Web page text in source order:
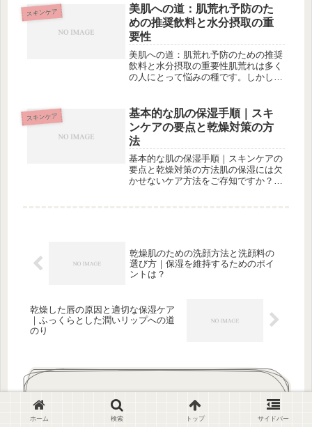
物には特性と利点がありますが、一体
どれが最も適しているのでしょうか？
こ...
スキンケア
美肌への道：肌荒れ予防のた
めの推奨飲料と水分摂取の重
要性
美肌への道：肌荒れ予防のための推奨
飲料と水分摂取の重要性肌荒れは多く
の人にとって悩みの種です。しかし、
事では、肌荒れの一般的な原因や肌の
健康を損なう可能性がある飲み物につ
い...
スキンケア
基本的な肌の保湿手順｜スキ
ンケアの要点と乾燥対策の方
法
基本的な肌の保湿手順｜スキンケアの
要点と乾燥対策の方法肌の保湿には欠
かせないケア方法をご存知ですか？保
乾燥肌のための洗顔方法と洗顔料の
選び方｜保湿を維持するためのポイ
ントは？
乾燥した唇の原因と適切な保湿ケア
｜ふっくらとした潤いリップへの道
のり
コメント
ホーム 検索 トップ サイドバー